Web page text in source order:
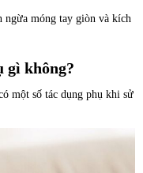
ngừa móng tay giòn và kích
gì không?
một số tác dụng phụ khi sử